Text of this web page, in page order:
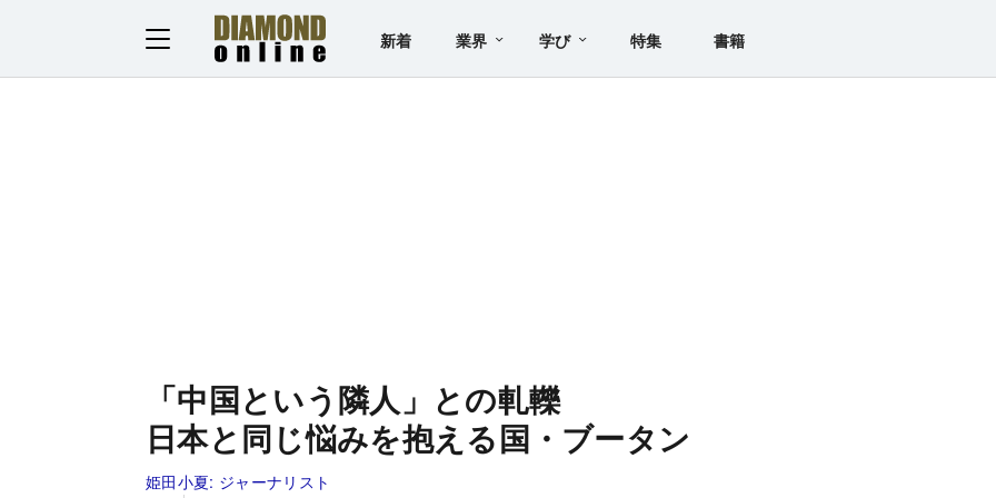
新着 業界 学び 特集 書籍
「中国という隣人」との軋轢
日本と同じ悩みを抱える国・ブータン
姫田小夏: ジャーナリスト